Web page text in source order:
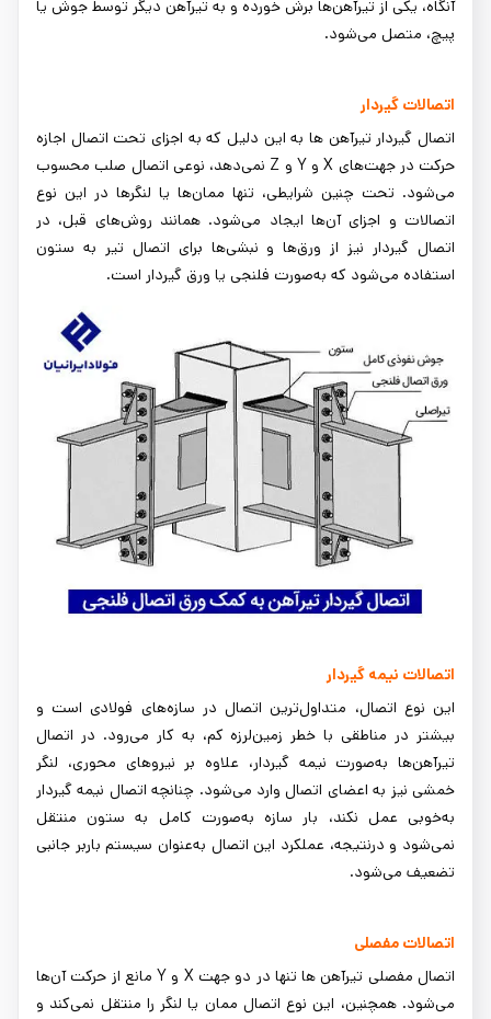
آنگاه، یکی از تیرآهن‌ها برش خورده و به تیرآهن دیگر توسط جوش یا
پیچ، متصل می‌شود.
اتصالات گیردار
اتصال گیردار تیرآهن ‌ها به این دلیل که به اجزای تحت اتصال اجازه
حرکت در جهت‌های X و Y و Z نمی‌دهد، نوعی اتصال صلب محسوب
می‌شود. تحت چنین شرایطی، تنها ممان‌ها یا لنگرها در این نوع
اتصالات و اجزای آن‌ها ایجاد می‌شود. همانند روش‌های قبل، در
اتصال گیردار نیز از ورق‌ها و نبشی‌ها برای اتصال تیر به ستون
استفاده می‌شود که به‌صورت فلنجی یا ورق گیردار است.
اتصالات نیمه گیردار
این نوع اتصال، متداول‌ترین اتصال در سازه‌های فولادی است و
بیشتر در مناطقی با خطر زمین‌لرزه کم، به کار می‌رود. در اتصال
تیرآهن‌ها به‌صورت نیمه گیردار، علاوه بر نیروهای محوری، لنگر
خمشی نیز به اعضای اتصال وارد می‌شود. چنانچه اتصال نیمه گیردار
به‌خوبی عمل نکند، بار سازه به‌صورت کامل به ستون منتقل
نمی‌شود و درنتیجه، عملکرد این اتصال به‌عنوان سیستم باربر جانبی
تضعیف می‌شود.
اتصالات مفصلی
اتصال مفصلی تیرآهن‌ ها تنها در دو جهت X و Y مانع از حرکت آن‌ها
می‌شود. همچنین، این نوع اتصال ممان یا لنگر را منتقل نمی‌کند و